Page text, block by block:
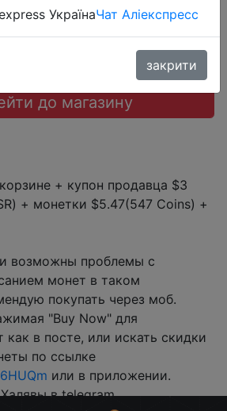
"GWEUSR"
до магазину
+ купон продавца $3
+ монетки $5.47(547 Coins) +
возможны проблемы с
монет в таком
покупать через моб.
"Buy Now" для
в посте, или искать скидки
по ссылке
или в приложении.
в telegram
УкраїнаЧат Аліекспресс
закрити